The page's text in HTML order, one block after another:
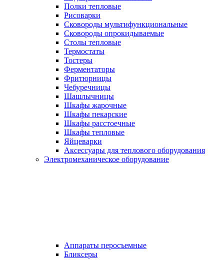
Полки тепловые
Рисоварки
Сковороды мультифункциональные
Сковороды опрокидываемые
Столы тепловые
Термостаты
Тостеры
Ферментаторы
Фритюрницы
Чебуречницы
Шашлычницы
Шкафы жарочные
Шкафы пекарские
Шкафы расстоечные
Шкафы тепловые
Яйцеварки
Аксессуары для теплового оборудования
Электромеханическое оборудование
Аппараты перосъемные
Бликсеры